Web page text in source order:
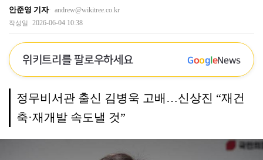
안준영 기자 andrew@wikitree.co.kr
작성일 2026-06-04 10:38
위키트리를 팔로우하세요 GoogleNews
정무비서관 출신 김병욱 고배…신상진 “재건
축·재개발 속도낼 것”